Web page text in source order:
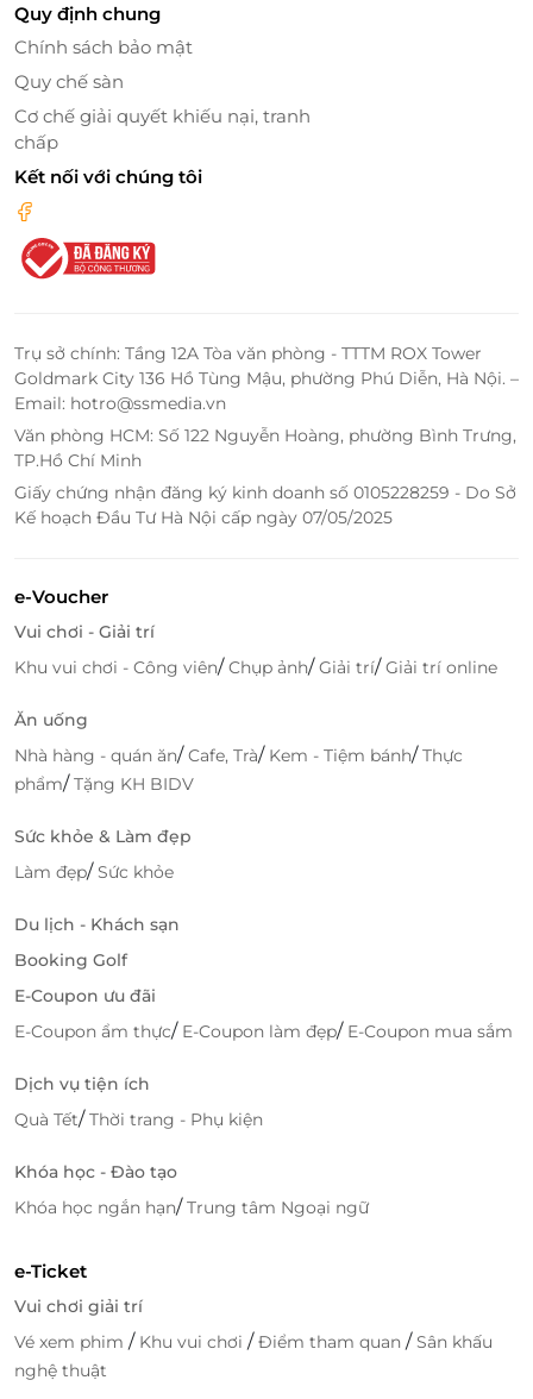
Đội ngũ nhân viên phục vụ chu đáo, nhiệt tình
LifeLink - Địa chỉ săn deal vui chơi giải
trí giá ưu đãi nhất
LifeLink là nền tảng xúc tiến Thương mại điện tử
hàng đầu Việt Nam chuyên cung cấp các E-Ticket, E-
về các lĩnh vực du lịch, ăn uống, làm đẹp, giải trí,...
Hiện tại, trên LifeLink đang có ưu đãi: E-Voucher
giảm giá 20% cho ngành hàng giải trí tại các địa
điểm vui chơi nổi tiếng . Chi tiết vui lòng tham
khảo Tại đây.
Truy cập ngay
voucher vui chơi giải trí khác bạn nhé!
Quy định chung
Chính sách bảo mật
Quy chế sàn
Cơ chế giải quyết khiếu nại, tranh
chấp
Kết nối với chúng tôi
Trụ sở chính: Tầng 12A Tòa văn phòng - TTTM ROX Tower
Goldmark City 136 Hồ Tùng Mậu, phường Phú Diễn, Hà Nội. –
Email: hotro@ssmedia.vn
Văn phòng HCM: Số 122 Nguyễn Hoàng, phường Bình Trưng,
TP.Hồ Chí Minh
Giấy chứng nhận đăng ký kinh doanh số 0105228259 - Do Sở
Kế hoạch Đầu Tư Hà Nội cấp ngày 07/05/2025
e-Voucher
Vui chơi - Giải trí
Khu vui chơi - Công viên/Chụp ảnh/Giải trí/Giải trí online
Ăn uống
Nhà hàng - quán ăn/Cafe, Trà/ Kem - Tiệm bánh/Thực
phẩm/Tặng KH BIDV
Sức khỏe & Làm đẹp
Làm đẹp/Sức khỏe
Du lịch - Khách sạn
Booking Golf
E-Coupon ưu đãi
E-Coupon ẩm thực/ E-Coupon làm đẹp/ E-Coupon mua sắm
Dịch vụ tiện ích
Quà Tết/Thời trang - Phụ kiện
Khóa học - Đào tạo
Khóa học ngắn hạn/Trung tâm Ngoại ngữ
e-Ticket
Vui chơi giải trí
Vé xem phim / Khu vui chơi /Điểm tham quan /Sân khấu
nghệ thuật